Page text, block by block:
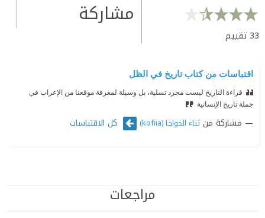
33تقييم
مشاركة
اقتباسات من كتاب تاريخ في الظل
قراءة التاريخ ليست مجرد تسلية، بل وسيلة لمعرفة موقعنا من الإعراب في
جملة تاريخ الإنسانية
مشاركة من ثناء الخواجا (kofiia) كل الاقتباسات
مراجعات